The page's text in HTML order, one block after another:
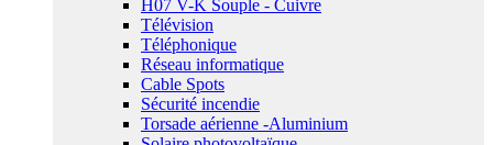
H07 V-K Souple - Cuivre
Télévision
Téléphonique
Réseau informatique
Cable Spots
Sécurité incendie
Torsade aérienne -Aluminium